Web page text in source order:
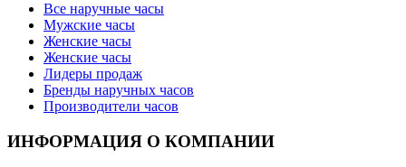
Все наручные часы
Мужские часы
Женские часы
Женские часы
Лидеры продаж
Бренды наручных часов
Производители часов
ИНФОРМАЦИЯ О КОМПАНИИ